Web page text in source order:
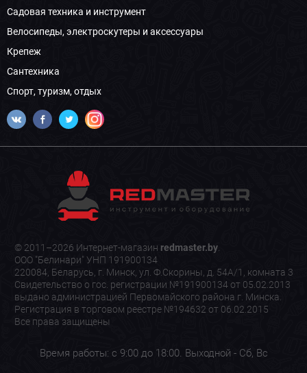
Садовая техника и инструмент
Велосипеды, электроскутеры и аксессуары
Крепеж
Сантехника
Спорт, туризм, отдых
© 2011–2026 Интернет-магазин redmaster.by.
ООО "Белинари" УНП 191900134
220084, Беларусь, г. Минск, ул. Ф.Скорины, д. 54А/1, комната 3
Свидетельство о гос. регистрации №191900134 от 05.02.2013
выдано администрацией Первомайского района г. Минска.
Регистрация в торговом реестре №194632 от 06.02.2015
Все права защищены
Время работы: с 9:00 до 18:00. Выходной - Сб, Вс